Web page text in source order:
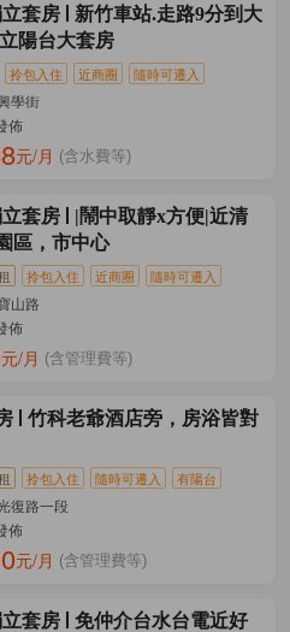
套房
新竹車站.走路9分到大
陽台大套房
拎包入住 近商圈 隨時可遷入
學街
佈
元/月 (含水費等)
套房
|鬧中取靜x方便|近清
區，市中心
拎包入住 近商圈 隨時可遷入
山路
佈
元/月 (含管理費等)
竹科老爺酒店旁，房浴皆對
拎包入住 隨時可遷入 有陽台
復路一段
佈
元/月 (含管理費等)
套房
免仲介台水台電近好